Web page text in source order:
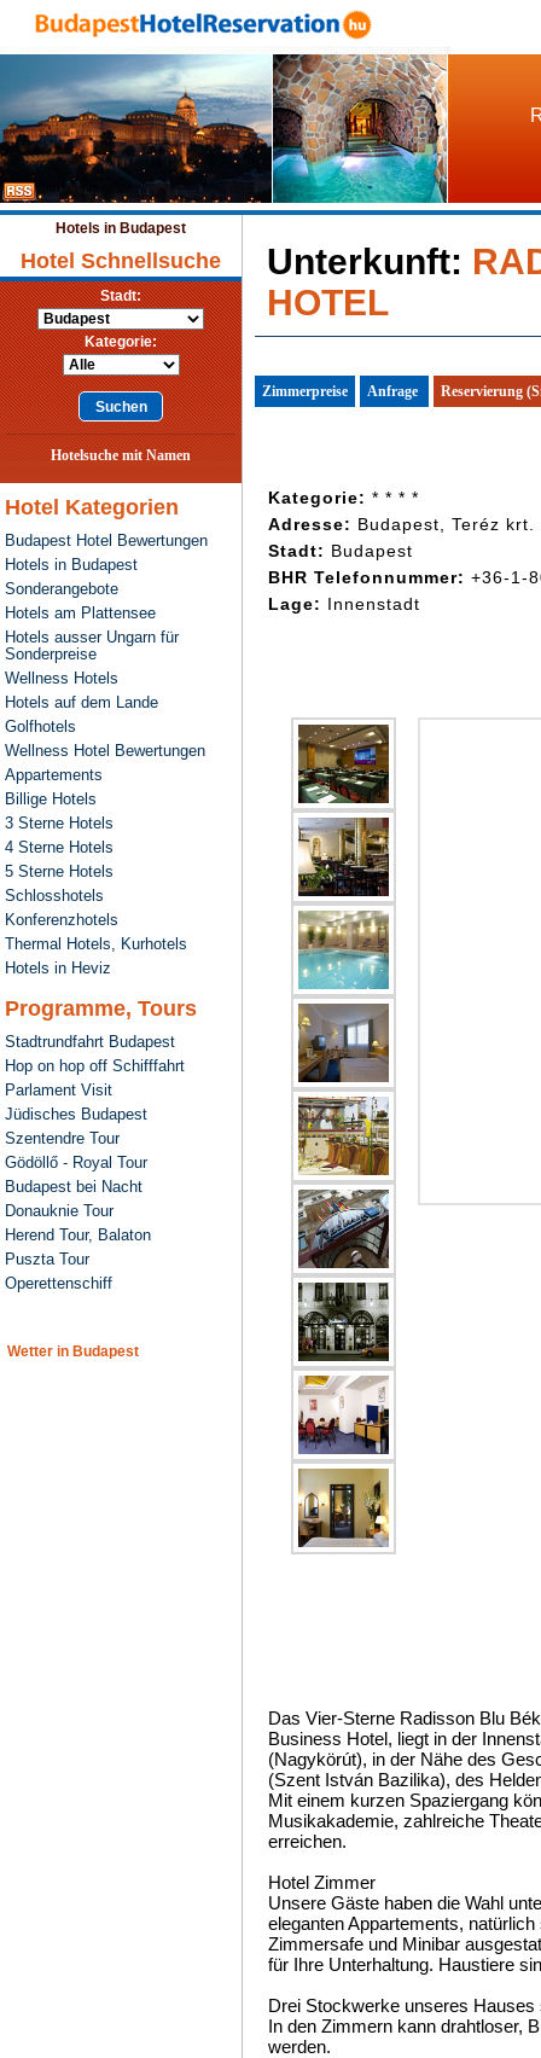
Hotels in Budapest
Hotel Schnellsuche
Stadt:
Kategorie:
Hotelsuche mit Namen
Hotel Kategorien
Budapest Hotel Bewertungen
Hotels in Budapest
Sonderangebote
Hotels am Plattensee
Hotels ausser Ungarn für
Sonderpreise
Wellness Hotels
Hotels auf dem Lande
Golfhotels
Wellness Hotel Bewertungen
Appartements
Billige Hotels
3 Sterne Hotels
4 Sterne Hotels
5 Sterne Hotels
Schlosshotels
Konferenzhotels
Thermal Hotels, Kurhotels
Hotels in Heviz
Programme, Tours
Stadtrundfahrt Budapest
Hop on hop off Schifffahrt
Parlament Visit
Jüdisches Budapest
Szentendre Tour
Gödöllő - Royal Tour
Budapest bei Nacht
Donauknie Tour
Herend Tour, Balaton
Puszta Tour
Operettenschiff
Wetter in Budapest
Unterkunft:
HOTEL
Zimmerpreise Anfrage Reservierung
Kategorie: * * * *
Adresse: Budapest, Teréz krt.
Stadt: Budapest
BHR Telefonnummer: +36-1-
Lage: Innenstadt
Das Vier-Sterne Radisson Blu
Business Hotel, liegt in der
(Nagykörút), in der Nähe des
(Szent István Bazilika), des
Mit einem kurzen Spaziergang
Musikakademie, zahlreiche
erreichen.
Hotel Zimmer
Unsere Gäste haben die Wahl
eleganten Appartements,
Zimmersafe und Minibar
für Ihre Unterhaltung. Haustiere
Drei Stockwerke unseres
In den Zimmern kann drahtloser,
werden.